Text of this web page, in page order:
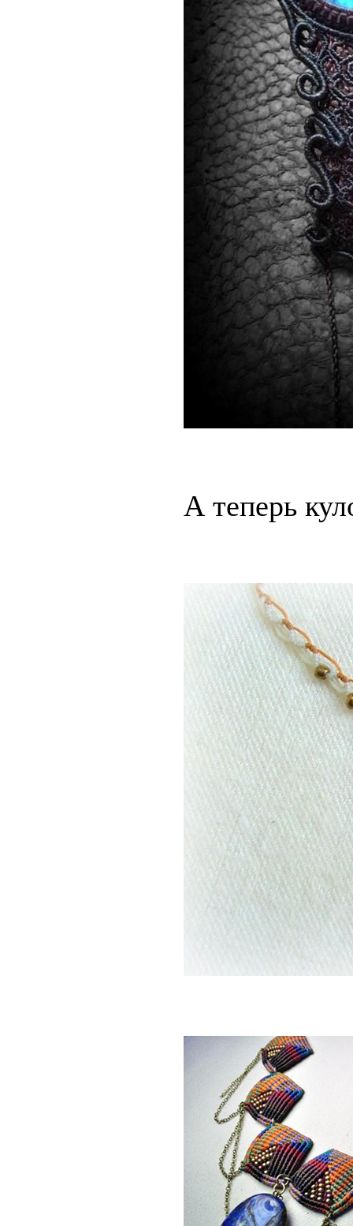
А теперь